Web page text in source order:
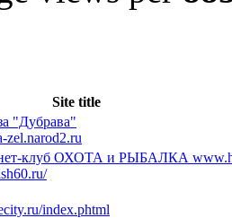
Site title
"Дубрава"
zel.narod2.ru
клуб ОХОТА и РЫБАЛКА
index.phtml